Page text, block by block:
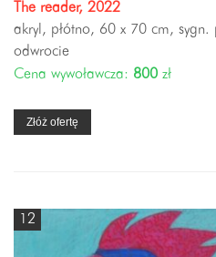
The reader, 2022
akryl, płótno, 60 x 70 cm,
odwrocie
Cena wywoławcza: 800 zł
Złóż ofertę
12